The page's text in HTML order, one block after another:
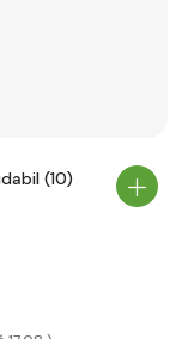
(10)